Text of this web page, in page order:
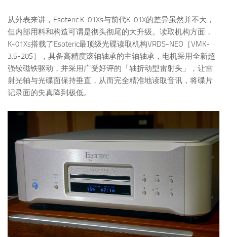
从外表来讲，Esoteric K-01Xs与前代K-01X的差异虽然并不大，
但内部用料和构造可谓是彻头彻尾的大升级。读取机构方面，
K-01Xs搭载了Esoteric最顶级光碟读取机构VRDS-NEO［VMK-
3.5-20S］，具备高精度滚轴轴承的主轴轴承，电机采用全新超
强钕磁铁驱动，并采用广受好评的「轴折动型雷射头」，让雷
射光轴与光碟面保持垂直，从而完全精准地读取音讯，将碟片
记录面的失真降到极低。